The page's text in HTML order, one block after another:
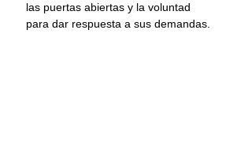
las puertas abiertas y la voluntad
para dar respuesta a sus demandas.